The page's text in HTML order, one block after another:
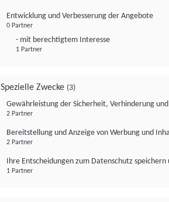
Entwicklung und Verbesserung der Angebote
0 Partner
- mit berechtigtem Interesse
1 Partner
Spezielle Zwecke (3)
Gewährleistung der Sicherheit, Verhinderung
2 Partner
Bereitstellung und Anzeige von Werbung und
2 Partner
Ihre Entscheidungen zum Datenschutz
1 Partner